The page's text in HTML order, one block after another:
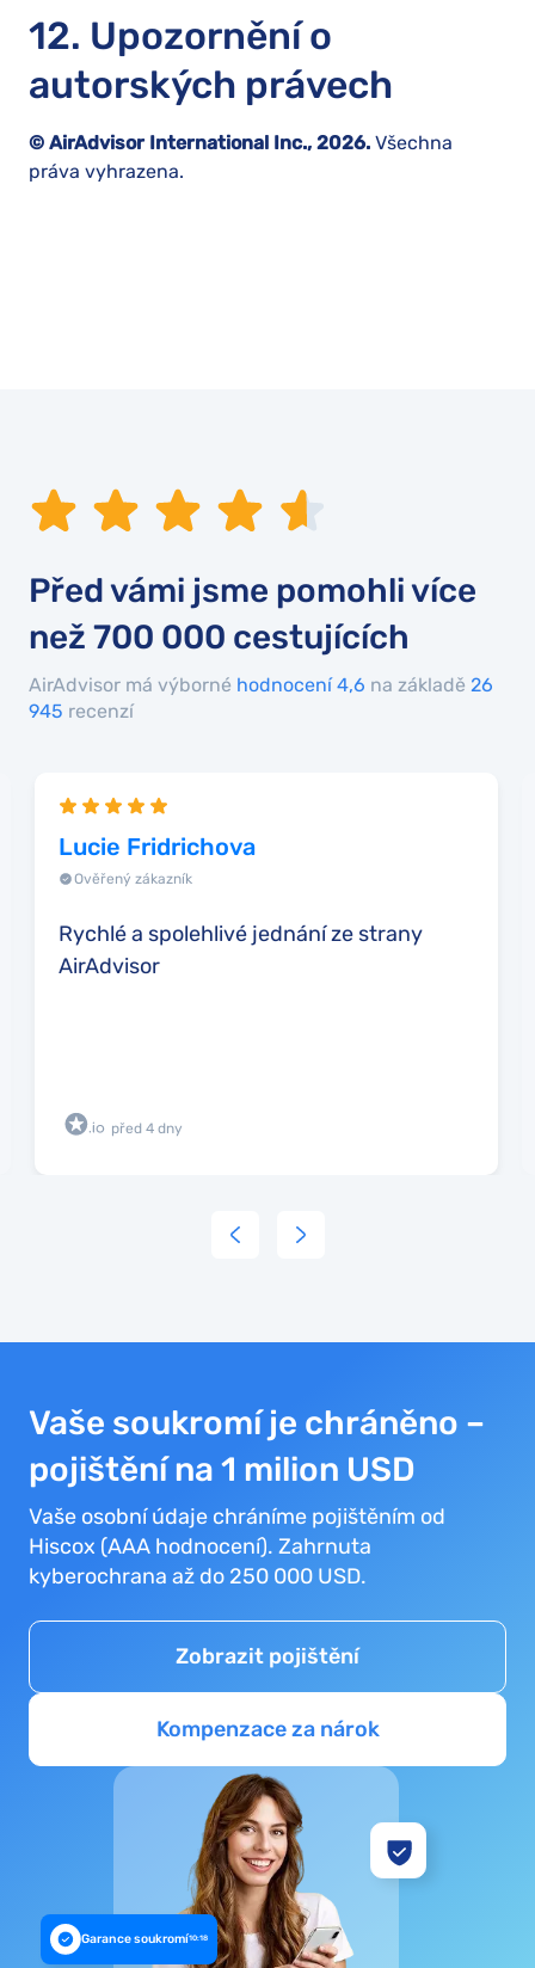
12. Upozornění o
autorských právech
© AirAdvisor International Inc., 2026. Všechna
práva vyhrazena.
Před vámi jsme pomohli více
než 700 000 cestujících
AirAdvisor má výborné hodnocení 4,6 na základě 26
945 recenzí
Lucie Fridrichova
Ověřený zákazník
Rychlé a spolehlivé jednání ze strany
AirAdvisor
před 4 dny
Vaše soukromí je chráněno –
pojištění na 1 milion USD
Vaše osobní údaje chráníme pojištěním od
Hiscox (AAA hodnocení). Zahrnuta
kyberochrana až do 250 000 USD.
Zobrazit pojištění
Kompenzace za nárok
Garance soukromí10:18